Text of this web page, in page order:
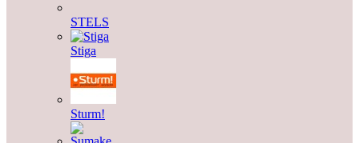
STELS
Stiga
Sturm!